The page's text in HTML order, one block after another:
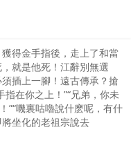
得金手指後，走上了和當
就是他死！江辭別無選
插上一腳！遠古傳承？搶
在你之上！”“兄弟，你未
”“嘰裏咕嚕說什麽呢，有什
坐化的老祖宗說去